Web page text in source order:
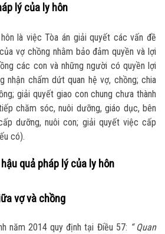
lý của ly hôn
là việc Tòa án giải quyết các vấn đề
vợ chồng nhằm bảo đảm quyền và lợi
các con và những người có quyền lợi
nhận chấm dứt quan hệ vợ, chồng; chia
giải quyết giao con chung chưa thành
chăm sóc, nuôi dưỡng, giáo dục, bên
dưỡng, nuôi con; giải quyết việc cấp
có).
quả pháp lý của ly hôn
vợ và chồng
năm 2014 quy định tại Điều 57: “ Quan